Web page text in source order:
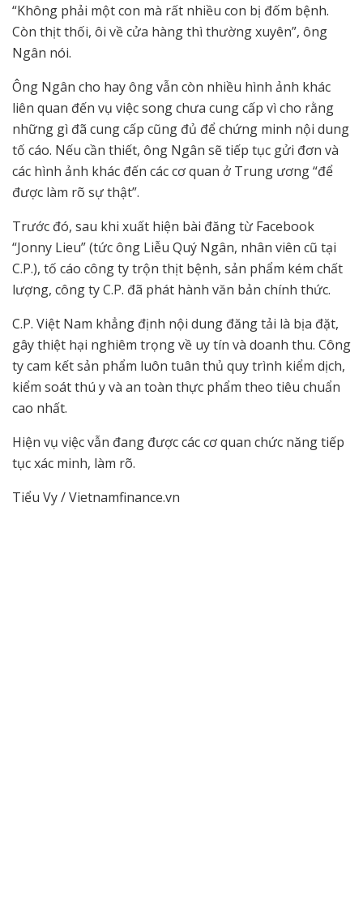
“Không phải một con mà rất nhiều con bị đốm bệnh.
Còn thịt thối, ôi về cửa hàng thì thường xuyên”, ông
Ngân nói.
Ông Ngân cho hay ông vẫn còn nhiều hình ảnh khác
liên quan đến vụ việc song chưa cung cấp vì cho rằng
những gì đã cung cấp cũng đủ để chứng minh nội dung
tố cáo. Nếu cần thiết, ông Ngân sẽ tiếp tục gửi đơn và
các hình ảnh khác đến các cơ quan ở Trung ương “để
được làm rõ sự thật”.
Trước đó, sau khi xuất hiện bài đăng từ Facebook
“Jonny Lieu” (tức ông Liễu Quý Ngân, nhân viên cũ tại
C.P.), tố cáo công ty trộn thịt bệnh, sản phẩm kém chất
lượng, công ty C.P. đã phát hành văn bản chính thức.
C.P. Việt Nam khẳng định nội dung đăng tải là bịa đặt,
gây thiệt hại nghiêm trọng về uy tín và doanh thu. Công
ty cam kết sản phẩm luôn tuân thủ quy trình kiểm dịch,
kiểm soát thú y và an toàn thực phẩm theo tiêu chuẩn
cao nhất.
Hiện vụ việc vẫn đang được các cơ quan chức năng tiếp
tục xác minh, làm rõ.
Tiểu Vy / Vietnamfinance.vn